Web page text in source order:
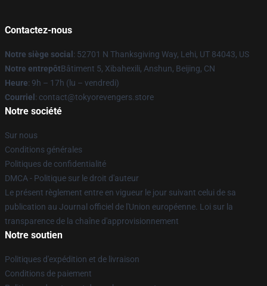
Contactez-nous
Notre siège social : 52701 N Thanksgiving Way, Lehi, UT 84043, US
Notre entrepôtBâtiment 5, Xibahexili, Anshun, Beijing, CN
Heure: 9h – 17h (lu – vendredi)
Courriel : contact@tokyorevengers.store
Notre société
Sur nous
Conditions générales
Politiques de confidentialité
DMCA - Politique sur le droit d'auteur
Le présent règlement entre en vigueur le jour suivant celui de sa
publication au Journal officiel de l'Union européenne. Loi sur la
transparence de la chaîne d'approvisionnement
Notre soutien
Politiques d'expédition et de livraison
Conditions de paiement